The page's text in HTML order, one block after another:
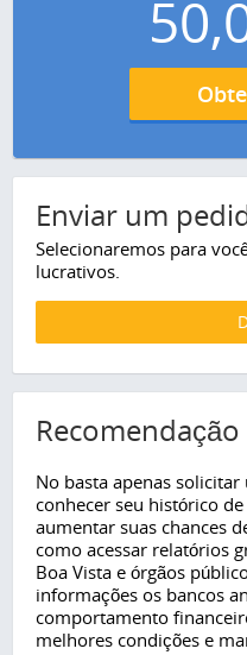
Enviar um
Selecionaremos para
lucrativos.
Recomendação
No basta apenas
conhecer seu histórico
aumentar suas chances
como acessar relatórios
Boa Vista e órgãos
informações os bancos
comportamento
melhores condições e